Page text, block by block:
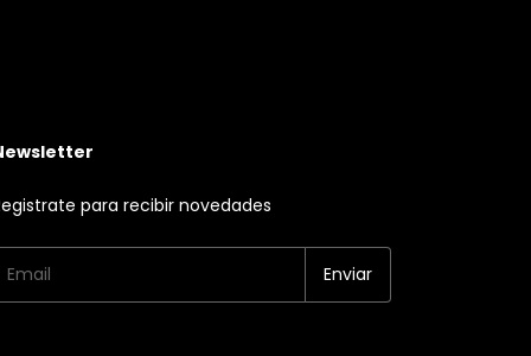
para recibir novedades